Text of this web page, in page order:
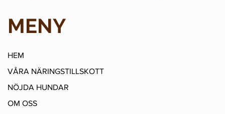
MENY
HEM
VÅRA NÄRINGSTILLSKOTT
NÖJDA HUNDAR
OM OSS